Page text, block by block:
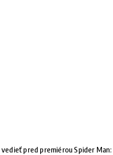
pred premiérou Spider Man: